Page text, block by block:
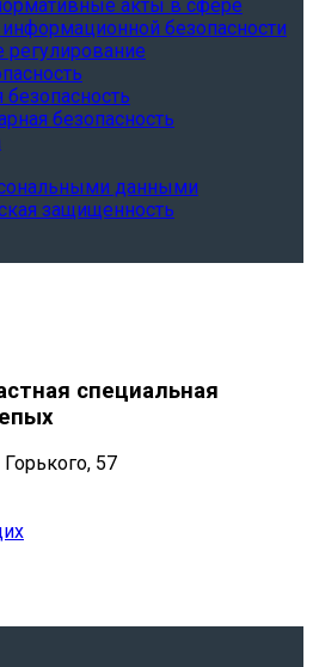
акты в сфере
безопасности
безопасность
данными
защищенность
специальная
57